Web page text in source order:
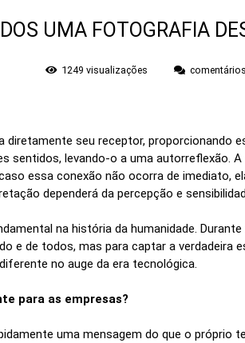
UMA FOTOGRAFIA
1249 visualizações comentários
seu receptor, proporcionando
sentidos, levando-o a uma autorreflexão.
essa conexão não ocorra de imediato,
dependerá da percepção e
na história da humanidade.
e de todos, mas para captar a verdadeira
no auge da era tecnológica.
para as empresas?
uma mensagem do que o próprio